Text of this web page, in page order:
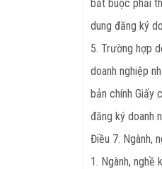
bắt buộc phải
dung đăng ký
5. Trường hợp
doanh nghiệp
bản chính Giấy
đăng ký doanh
Điều 7. Ngành,
1. Ngành, nghề